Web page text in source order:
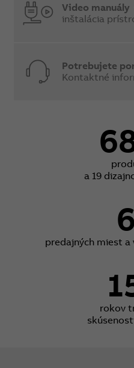
Video manuály
inštalácia
Potrebujete
Kontaktné
a 19
predajných miest a
rokov